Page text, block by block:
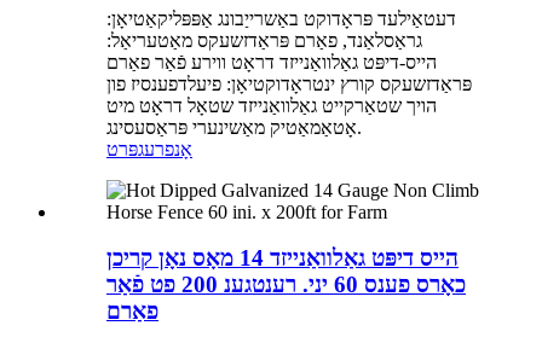
דעטאַילעד פּראָדוקט באַשרייַבונג אַפּפּליקאַטיאָן:
גראַסלאַנד, פאַרם פּראַדזשעקס מאַטעריאַל:
הייס-דיפּט גאַלוואַנייזד דראָט ווירע פֿאַר פאַרם
פּראַדזשעקס קורץ ינטראָדוקטיאָן: פיעלדפענסיז פון
הויך שטאַרקייט גאַלוואַנייזד שטאָל דראָט מיט
אָטאַמאַטיק מאַשינערי פּראַסעסינג.
אָנפרעגפּרט
הייס דיפּט גאַלוואַנייזד 14 מאָס נאָן קריכן
כאָרס פענס 60 יני. רענטגענ 200 פט פֿאַר
פאַרם